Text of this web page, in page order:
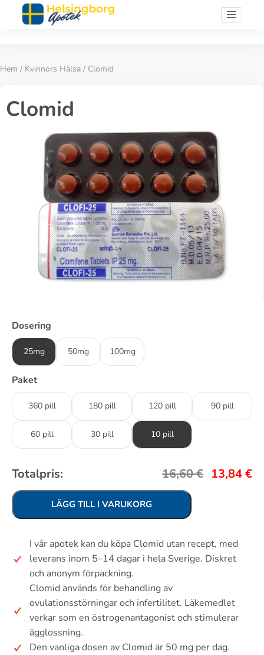
Hem / Kvinnors Hälsa / Clomid
Clomid
Dosering
25mg 50mg 100mg
Paket
360 pill 180 pill 120 pill 90 pill
60 pill 30 pill 10 pill
Totalpris: 16,60€ 13,84€
LÄGG TILL I VARUKORG
I vår apotek kan du köpa Clomid utan recept, med
leverans inom 5–14 dagar i hela Sverige. Diskret
och anonym förpackning.
Clomid används för behandling av
ovulationsstörningar och infertilitet. Läkemedlet
verkar som en östrogenantagonist och stimulerar
ägglossning.
Den vanliga dosen av Clomid är 50 mg per dag.